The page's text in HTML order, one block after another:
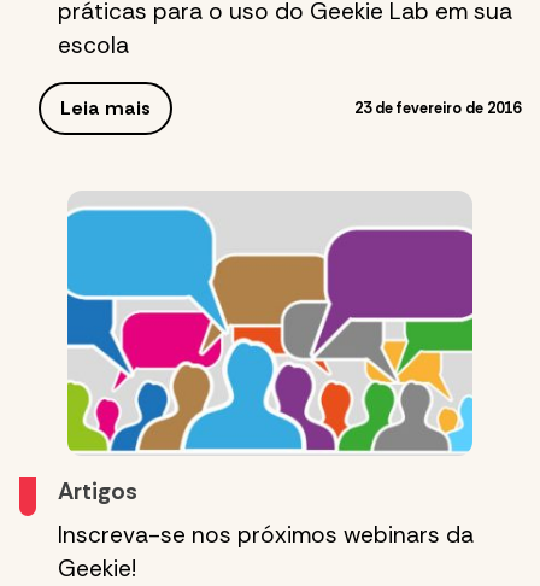
práticas para o uso do Geekie Lab em sua
escola
Leia mais 23 de fevereiro de 2016
Artigos
Inscreva-se nos próximos webinars da
Geekie!